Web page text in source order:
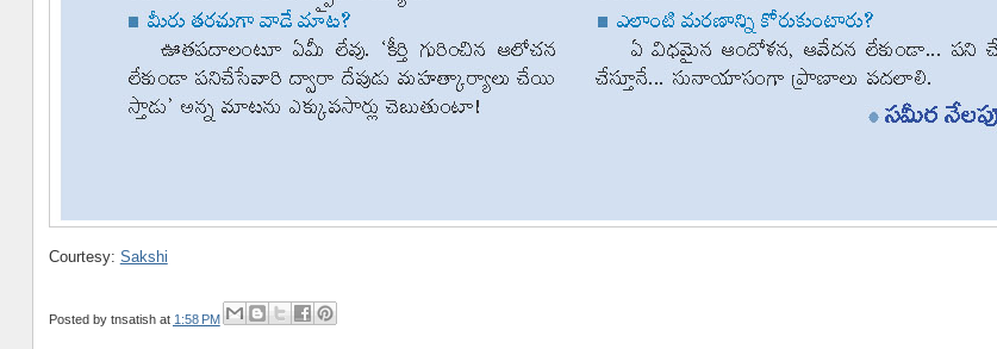
Courtesy: Sakshi
Posted by tnsatish at 1:58 PM